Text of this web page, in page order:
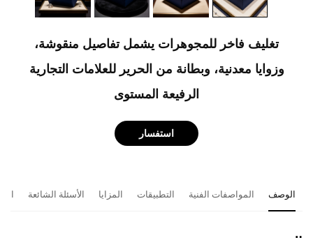
تغليف فاخر للمجوهرات يشمل تفاصيل منقوشة،
وزوايا معدنية، وبطانة من الحرير للعلامات التجارية
الرفيعة المستوى
استفسار
الوصف المواصفات الفنية التطبيقات المزايا الأسئلة الشائعة